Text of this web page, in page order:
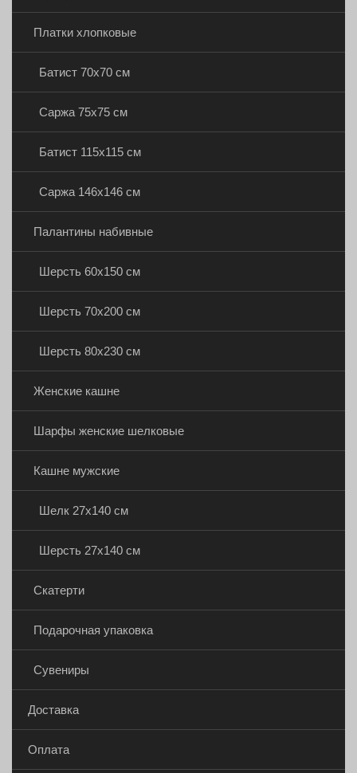
Платки хлопковые
Батист 70х70 см
Саржа 75х75 см
Батист 115х115 см
Саржа 146х146 см
Палантины набивные
Шерсть 60х150 см
Шерсть 70х200 см
Шерсть 80х230 см
Женские кашне
Шарфы женские шелковые
Кашне мужские
Шелк 27х140 см
Шерсть 27х140 см
Скатерти
Подарочная упаковка
Сувениры
Доставка
Оплата